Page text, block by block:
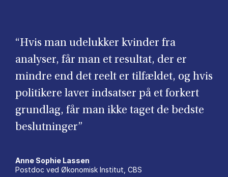
“Hvis man udelukker kvinder fra
analyser, får man et resultat, der er
mindre end det reelt er tilfældet, og hvis
politikere laver indsatser på et forkert
grundlag, får man ikke taget de bedste
beslutninger”
Anne Sophie Lassen
Postdoc ved Økonomisk Institut, CBS